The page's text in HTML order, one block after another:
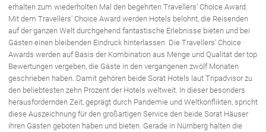
erhalten zum wiederholten Mal den begehrten Travellers‘ Choice Award.
Mit dem Travellers' Choice Award werden Hotels belohnt, die Reisenden
auf der ganzen Welt durchgehend fantastische Erlebnisse bieten und bei
Gästen einen bleibenden Eindruck hinterlassen. Die Travellers‘ Choice
Awards werden auf Basis der Kombination aus Menge und Qualität der top
Bewertungen vergeben, die Gäste in den vergangenen zwölf Monaten
geschrieben haben. Damit gehören beide Sorat Hotels laut Tripadvisor zu
den beliebtesten zehn Prozent der Hotels weltweit. In dieser besonders
herausfordernden Zeit, geprägt durch Pandemie und Weltkonflikten, spricht
diese Auszeichnung für den großartigen Service den beide Sorat Häuser
ihren Gästen geboten haben und bieten. Gerade in Nürnberg halten die